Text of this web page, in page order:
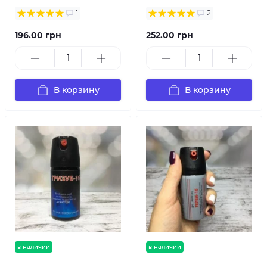
1
196.00 грн
В корзину
2
252.00 грн
В корзину
в наличии в наличии